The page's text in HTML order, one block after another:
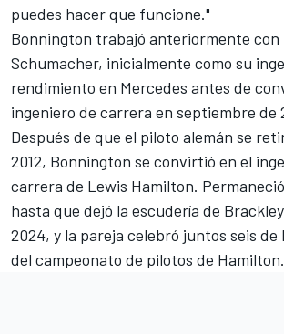
puedes hacer que funcione."
Bonnington trabajó anteriormente con
Schumacher, inicialmente como su
rendimiento en Mercedes antes de
ingeniero de carrera en septiembre de
Después de que el piloto alemán se
2012, Bonnington se convirtió en el
carrera de Lewis Hamilton.
hasta que dejó la escudería de
2024, y la pareja celebró juntos seis
del campeonato de pilotos de Hamilton.